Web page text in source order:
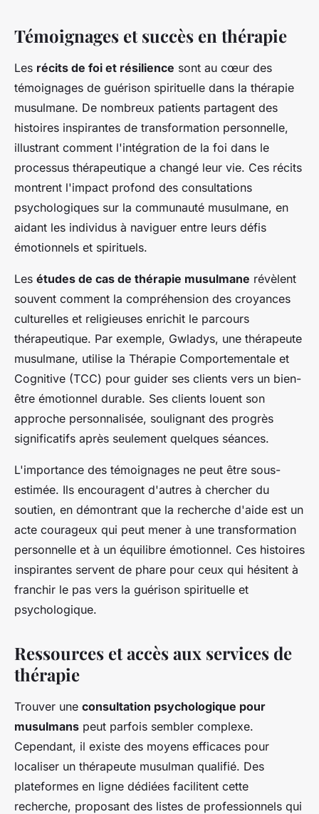
Témoignages et succès en thérapie
Les récits de foi et résilience sont au cœur des
témoignages de guérison spirituelle dans la thérapie
musulmane. De nombreux patients partagent des
histoires inspirantes de transformation personnelle,
illustrant comment l'intégration de la foi dans le
processus thérapeutique a changé leur vie. Ces récits
montrent l'impact profond des consultations
psychologiques sur la communauté musulmane, en
aidant les individus à naviguer entre leurs défis
émotionnels et spirituels.
Les études de cas de thérapie musulmane révèlent
souvent comment la compréhension des croyances
culturelles et religieuses enrichit le parcours
thérapeutique. Par exemple, Gwladys, une thérapeute
musulmane, utilise la Thérapie Comportementale et
Cognitive (TCC) pour guider ses clients vers un bien-
être émotionnel durable. Ses clients louent son
approche personnalisée, soulignant des progrès
significatifs après seulement quelques séances.
L'importance des témoignages ne peut être sous-
estimée. Ils encouragent d'autres à chercher du
soutien, en démontrant que la recherche d'aide est un
acte courageux qui peut mener à une transformation
personnelle et à un équilibre émotionnel. Ces histoires
inspirantes servent de phare pour ceux qui hésitent à
franchir le pas vers la guérison spirituelle et
psychologique.
Ressources et accès aux services de
thérapie
Trouver une consultation psychologique pour
musulmans peut parfois sembler complexe.
Cependant, il existe des moyens efficaces pour
localiser un thérapeute musulman qualifié. Des
plateformes en ligne dédiées facilitent cette
recherche, proposant des listes de professionnels qui